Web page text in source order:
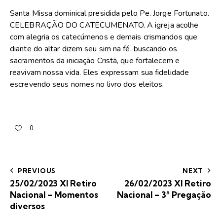
Santa Missa dominical presidida pelo Pe. Jorge Fortunato.
CELEBRAÇÃO DO CATECUMENATO. A igreja acolhe
com alegria os catecúmenos e demais crismandos que
diante do altar dizem seu sim na fé, buscando os
sacramentos da iniciação Cristã, que fortalecem e
reavivam nossa vida. Eles expressam sua fidelidade
escrevendo seus nomes no livro dos eleitos.
0
PREVIOUS
25/02/2023 XI Retiro
Nacional – Momentos
diversos
NEXT
26/02/2023 XI Retiro
Nacional – 3ª Pregação